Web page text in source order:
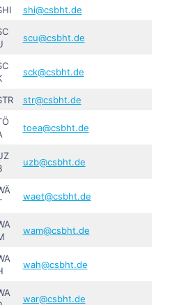
shi@csbht.de
scu@csbht.de
sck@csbht.de
str@csbht.de
toea@csbht.de
uzb@csbht.de
waet@csbht.de
wam@csbht.de
wah@csbht.de
war@csbht.de